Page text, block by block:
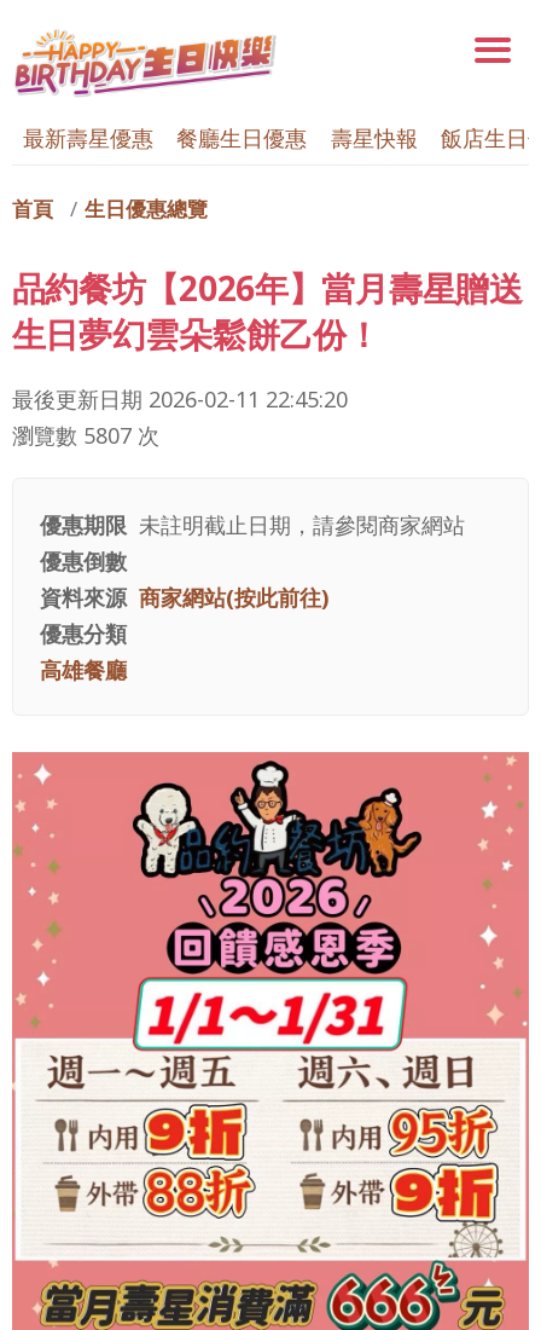
最新壽星優惠 餐廳生日優惠 壽星快報 飯店生日
首頁 生日優惠總覽
品約餐坊【2026年】當月壽星贈送
生日夢幻雲朵鬆餅乙份！
最後更新日期 2026-02-11 22:45:20
瀏覽數 5807 次
優惠期限 未註明截止日期，請參閱商家網站
優惠倒數
資料來源 商家網站(按此前往)
優惠分類
高雄餐廳